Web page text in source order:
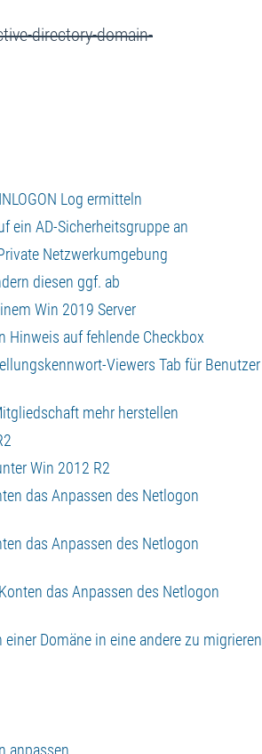
directory-domain-
Log ermitteln
ein AD-Sicherheitsgruppe an
Netzwerkumgebung
diesen ggf. ab
Win 2019 Server
Hinweis auf fehlende Checkbox
Viewers Tab für Benutzer
mehr herstellen
Win 2012 R2
das Anpassen des Netlogon
das Anpassen des Netlogon
das Anpassen des Netlogon
Domäne in eine andere zu migrieren
anpassen